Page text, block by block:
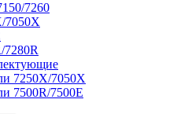
7260
7050X
7280R
7250X/7050X
7500R/7500E